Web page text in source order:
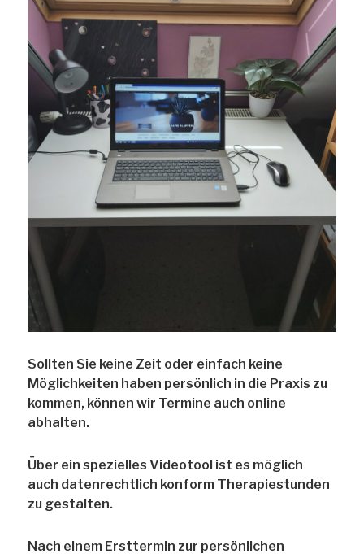
Sollten Sie keine Zeit oder einfach keine
Möglichkeiten haben persönlich in die Praxis zu
kommen, können wir Termine auch online
abhalten.
Über ein spezielles Videotool ist es möglich
auch datenrechtlich konform Therapiestunden
zu gestalten.
Nach einem Ersttermin zur persönlichen